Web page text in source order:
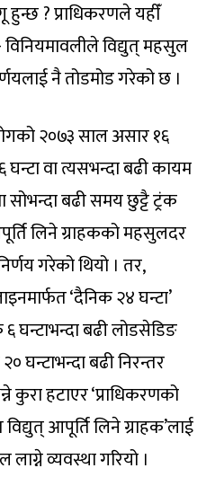
? प्राधिकरणले यहीँ
विद्युत् महसुल
नै तोडमोड गरेको छ ।
२०७३ साल असार १६
वा त्यसभन्दा बढी कायम
सोभन्दा बढी समय छुट्टै ट्रंक
लिने ग्राहकको महसुलदर
गरेको थियो । तर,
‘दैनिक २४ घन्टा’
घन्टाभन्दा बढी लोडसेडिङ
घन्टाभन्दा बढी निरन्तर
कुरा हटाएर ‘प्राधिकरणको
आपूर्ति लिने ग्राहक’लाई
व्यवस्था गरियो ।